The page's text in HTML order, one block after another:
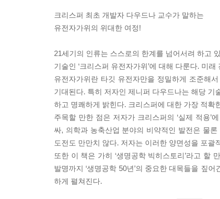
크리스퍼 최초 개발자 다우드나 교수가 말하는
유전자가위의 위대한 여정!
21세기의 인류는 스스로의 한계를 넘어서려 하고
기술인 ‘크리스퍼 유전자가위’에 대해 다룬다. 미
유전자가위란 타깃 유전자만을 정밀하게 조준해
기대된다. 특히 저자인 제니퍼 다우드나는 해당
하고 명쾌하게 밝힌다. 크리스퍼에 대한 가장 적확
주목할 만한 점은 저자가 크리스퍼의 ‘실제 적용
싸, 의학과 농축산업 분야의 비약적인 발전은 물
도전도 만만치 않다. 저자는 이러한 양면성을 포
또한 이 책은 가히 ‘생명공학 빅히스토리’라고 할
발명까지 ‘생명공학 50년’의 중요한 대목들을 짚
하게 펼쳐진다.